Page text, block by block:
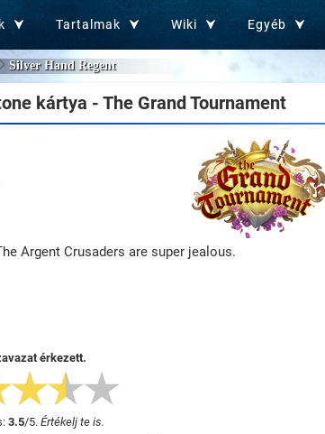
Tartalmak Wiki Egyéb
Silver Hand Regent
kártya - The Grand Tournament
Argent Crusaders are super jealous.
érkezett.
3.5/5. Értékelj te is.